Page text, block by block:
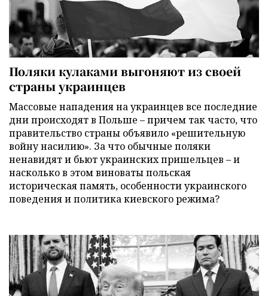
Поляки кулаками выгоняют из своей
страны украинцев
Массовые нападения на украинцев все последние
дни происходят в Польше – причем так часто, что
правительство страны объявило «решительную
войну насилию». За что обычные поляки
ненавидят и бьют украинских пришельцев – и
насколько в этом виноваты польская
историческая память, особенности украинского
поведения и политика киевского режима?